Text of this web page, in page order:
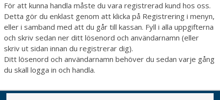
För att kunna handla måste du vara registrerad kund hos oss.
Detta gör du enklast genom att klicka på Registrering i menyn,
eller i samband med att du går till kassan. Fyll i alla uppgifterna
och skriv sedan ner ditt lösenord och användarnamn (eller
skriv ut sidan innan du registrerar dig).
Ditt lösenord och användarnamn behöver du sedan varje gång
du skall logga in och handla.